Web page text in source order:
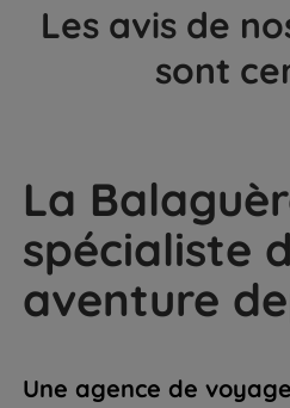
Les avis de
sont
La
spécialiste
aventure
Une agence de